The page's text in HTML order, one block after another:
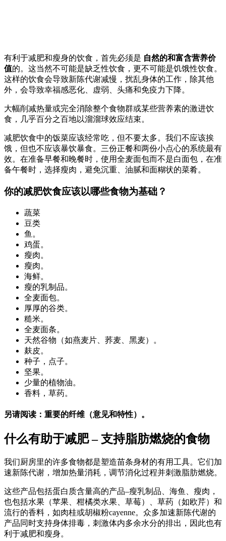
有利于减肥和瘦身的饮食，首先必须是 自然的和富含营养价
值的。这当然不可能是缺乏性饮食，更不可能是饥饿性饮食。
这样的饮食会导致新陈代谢减慢，扰乱身体的工作，除其他
外，会导致幸福感恶化、虚弱、头痛和免疫力下降。
大幅削减热量或完全消除整个食物群或某些营养素的激进饮
食，几乎百分之百地以溜溜球效应结束。
减肥饮食中的饭菜应该经常吃，但不要太多。我们不应该挨
饿，但也不应该暴饮暴食。三份正餐和两份小点心的系统最有
效。在准备早餐和晚餐时，使用全麦面包而不是白面包，在准
备午餐时，选择瘦肉，避免沉重、油腻和面糊状的菜肴。
你的减肥饮食应该以哪些食物为基础？
蔬菜
豆类
鱼。
鸡蛋。
瘦肉。
瘦肉。
海鲜。
瘦的乳制品。
全麦面包。
厚厚的谷类。
糙米。
全麦面条。
天然谷物（如燕麦片、荞麦、黑麦）。
麸皮。
种子，点子。
坚果。
少量的植物油。
香料，草药。
另请阅读：重要的纤维（意见和特性）。
什么有助于减肥 – 支持脂肪燃烧的食物
我们厨房里的许多食物都是塑造苗条身材的有用工具。它们加
速新陈代谢，增加热量消耗，调节消化过程并刺激脂肪燃烧。
这些产品包括蛋白质含量高的产品–瘦乳制品、海鱼、瘦肉，
也包括水果（苹果、柑橘类水果、草莓）、草药（如欧芹）和
流行的香料，如肉桂或胡椒粉cayenne。众多加速新陈代谢的
产品同时支持身体排毒，刺激体内多余水分的排出，因此也有
利于减肥和瘦身。